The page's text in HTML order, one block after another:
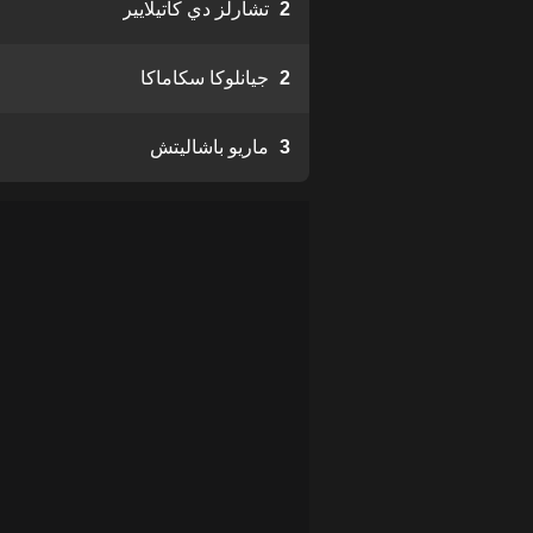
2 تشارلز دي كاتيلايير
2 جيانلوكا سكاماكا
3 ماريو باشاليتش